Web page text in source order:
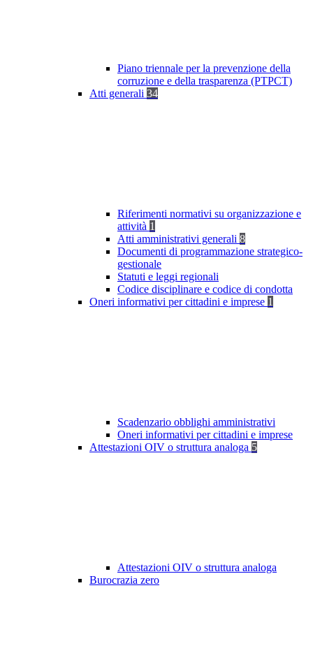
Piano triennale per la prevenzione della
corruzione e della trasparenza (PTPCT)
Atti generali 34
Riferimenti normativi su organizzazione e
attività 1
Atti amministrativi generali 8
Documenti di programmazione strategico-
gestionale
Statuti e leggi regionali
Codice disciplinare e codice di condotta
Oneri informativi per cittadini e imprese 1
Scadenzario obblighi amministrativi
Oneri informativi per cittadini e imprese
Attestazioni OIV o struttura analoga 5
Attestazioni OIV o struttura analoga
Burocrazia zero